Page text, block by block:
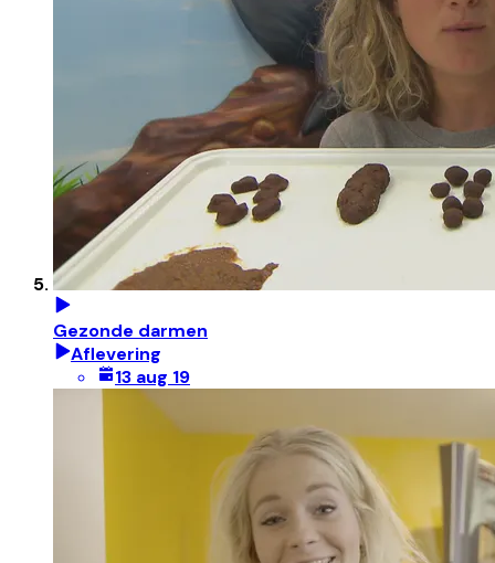
Gezonde darmen
Aflevering
13 aug 19